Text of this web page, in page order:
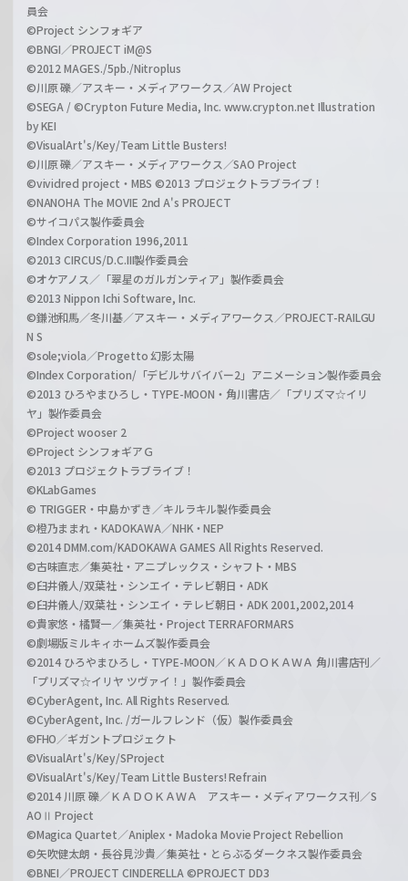
員会
©Project シンフォギア
©BNGI／PROJECT iM@S
©2012 MAGES./5pb./Nitroplus
©川原 礫／アスキー・メディアワークス／AW Project
©SEGA / ©Crypton Future Media, Inc. www.crypton.net Illustration
by KEI
©VisualArt's/Key/Team Little Busters!
©川原 礫／アスキー・メディアワークス／SAO Project
©vividred project・MBS ©2013 プロジェクトラブライブ！
©NANOHA The MOVIE 2nd A's PROJECT
©サイコパス製作委員会
©Index Corporation 1996,2011
©2013 CIRCUS/D.C.III製作委員会
©オケアノス／「翠星のガルガンティア」製作委員会
©2013 Nippon Ichi Software, Inc.
©鎌池和馬／冬川基／アスキー・メディアワークス／PROJECT-RAILGU
N S
©sole;viola／Progetto 幻影太陽
©Index Corporation/「デビルサバイバー2」アニメーション製作委員会
©2013 ひろやまひろし・TYPE-MOON・角川書店／「プリズマ☆イリ
ヤ」製作委員会
©Project wooser 2
©Project シンフォギアＧ
©2013 プロジェクトラブライブ！
©KLabGames
© TRIGGER・中島かずき／キルラキル製作委員会
©橙乃ままれ・KADOKAWA／NHK・NEP
©2014 DMM.com/KADOKAWA GAMES All Rights Reserved.
©古味直志／集英社・アニプレックス・シャフト・MBS
©臼井儀人/双葉社・シンエイ・テレビ朝日・ADK
©臼井儀人/双葉社・シンエイ・テレビ朝日・ADK 2001,2002,2014
©貴家悠・橘賢一／集英社・Project TERRAFORMARS
©劇場版ミルキィホームズ製作委員会
©2014 ひろやまひろし・TYPE-MOON／ＫＡＤＯＫＡＷＡ 角川書店刊／
「プリズマ☆イリヤ ツヴァイ！」製作委員会
©CyberAgent, Inc. All Rights Reserved.
©CyberAgent, Inc. /ガールフレンド（仮）製作委員会
©FHO／ギガントプロジェクト
©VisualArt's/Key/SProject
©VisualArt's/Key/Team Little Busters! Refrain
©2014 川原 礫／ＫＡＤＯＫＡＷＡ アスキー・メディアワークス刊／S
AOⅡ Project
©Magica Quartet／Aniplex・Madoka Movie Project Rebellion
©矢吹健太朗・長谷見沙貴／集英社・とらぶるダークネス製作委員会
©BNEI／PROJECT CINDERELLA ©PROJECT DD3